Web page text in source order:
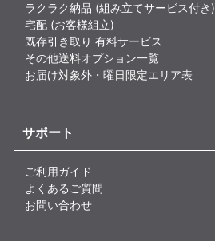
ラクラク納品 (組み立てサービス付き)
宅配 (お客様組立)
既存引き取り 有料サービス
その他送料オプション一覧
お届け対象外・曜日限定エリア表
サポート
ご利用ガイド
よくあるご質問
お問い合わせ